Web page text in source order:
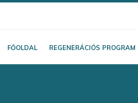
FŐOLDAL REGENERÁCIÓS PROGRAM